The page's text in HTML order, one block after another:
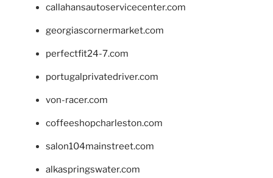
callahansautoservicecenter.com
georgiascornermarket.com
perfectfit24-7.com
portugalprivatedriver.com
von-racer.com
coffeeshopcharleston.com
salon104mainstreet.com
alkaspringswater.com